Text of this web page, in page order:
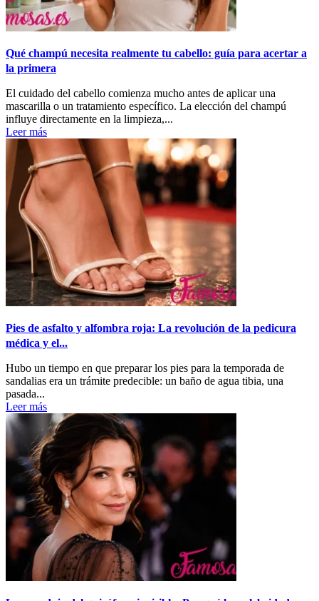
Qué champú necesita realmente tu cabello: guía para acertar a
la primera
El cuidado del cabello comienza mucho antes de aplicar una
mascarilla o un tratamiento específico. La elección del champú
influye directamente en la limpieza,...
Leer más
Pies de asfalto y alfombra roja: La revolución de la pedicura
médica y el...
Hubo un tiempo en que preparar los pies para la temporada de
sandalias era un trámite predecible: un baño de agua tibia, una
pasada...
Leer más